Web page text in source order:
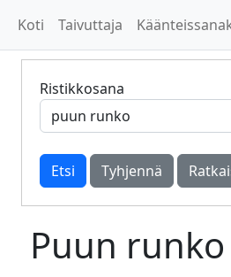
Koti Taivuttaja
Ristikkosana
Tyhjennä
Puun runko